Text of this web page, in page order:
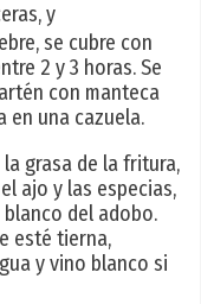
y
se cubre con
2 y 3 horas. Se
con manteca
en una cazuela.
grasa de la fritura,
ajo y las especias,
del adobo.
esté tierna,
y vino blanco si